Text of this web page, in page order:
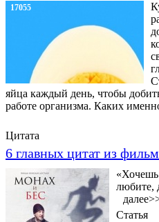
17055
яйца каждый день, чтобы
работе организма. Каких
Цитата
6 главных цитат из
«Хочешь
любите,
Статья